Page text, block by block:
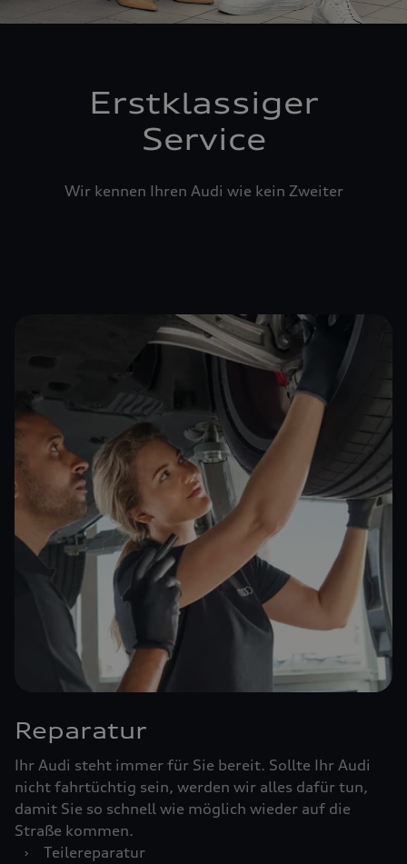
Erstklassiger
Service
Wir kennen Ihren Audi wie kein Zweiter
Reparatur
Ihr Audi steht immer für Sie bereit. Sollte Ihr Audi
nicht fahrtüchtig sein, werden wir alles dafür tun,
damit Sie so schnell wie möglich wieder auf die
Straße kommen.
›
Teilereparatur